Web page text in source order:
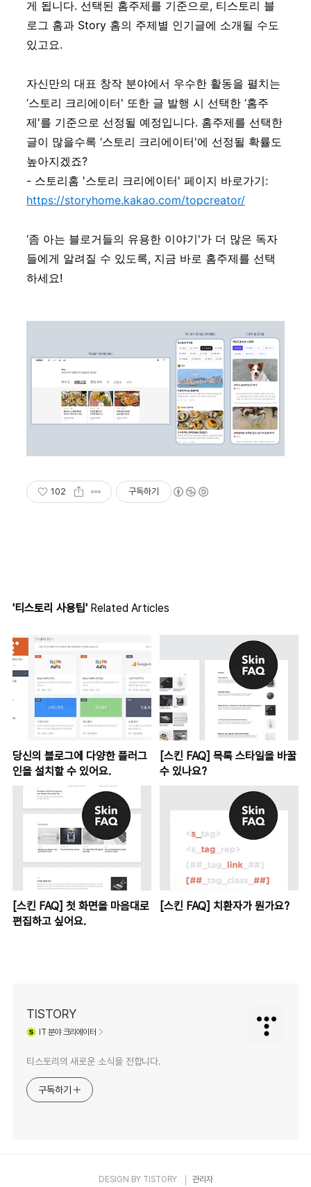
게 됩니다. 선택된 홈주제를 기준으로, 티스토리 블
로그 홈과 Story 홈의 주제별 인기글에 소개될 수도
있고요.
자신만의 대표 창작 분야에서 우수한 활동을 펼치는
‘스토리 크리에이터' 또한 글 발행 시 선택한 ‘홈주
제'를 기준으로 선정될 예정입니다. 홈주제를 선택한
글이 많을수록 ‘스토리 크리에이터'에 선정될 확률도
높아지겠죠?
- 스토리홈 '스토리 크리에이터' 페이지 바로가기:
https://storyhome.kakao.com/topcreator/
‘좀 아는 블로거들의 유용한 이야기'가 더 많은 독자
들에게 알려질 수 있도록, 지금 바로 홈주제를 선택
하세요!
102 구독하기
'티스토리 사용팁' Related Articles
당신의 블로그에 다양한 플러그
인을 설치할 수 있어요.
[스킨 FAQ] 목록 스타일을 바꿀
수 있나요?
[스킨 FAQ] 첫 화면을 마음대로
편집하고 싶어요.
[스킨 FAQ] 치환자가 뭔가요?
TISTORY
IT 분야 크리에이터
티스토리의 새로운 소식을 전합니다.
구독하기
DESIGN BY TISTORY 관리자